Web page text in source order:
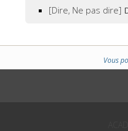
[Dire, Ne pas dire]
Vous